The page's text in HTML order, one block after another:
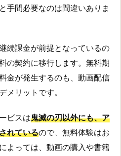
手間必要なのは間違いありま
続課金が前提となっているの
の契約に移行します。無料期
金が発生するのも、動画配信
メリットです。
ビスは鬼滅の刃以外にも、ア
れているので、無料体験はお
よっては、動画の購入や書籍